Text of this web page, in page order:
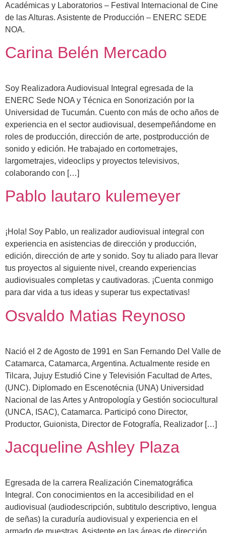
Académicas y Laboratorios – Festival Internacional de Cine
de las Alturas. Asistente de Producción – ENERC SEDE
NOA.
Carina Belén Mercado
Soy Realizadora Audiovisual Integral egresada de la
ENERC Sede NOA y Técnica en Sonorización por la
Universidad de Tucumán. Cuento con más de ocho años de
experiencia en el sector audiovisual, desempeñándome en
roles de producción, dirección de arte, postproducción de
sonido y edición. He trabajado en cortometrajes,
largometrajes, videoclips y proyectos televisivos,
colaborando con […]
Pablo lautaro kulemeyer
¡Hola! Soy Pablo, un realizador audiovisual integral con
experiencia en asistencias de dirección y producción,
edición, dirección de arte y sonido. Soy tu aliado para llevar
tus proyectos al siguiente nivel, creando experiencias
audiovisuales completas y cautivadoras. ¡Cuenta conmigo
para dar vida a tus ideas y superar tus expectativas!
Osvaldo Matias Reynoso
Nació el 2 de Agosto de 1991 en San Fernando Del Valle de
Catamarca, Catamarca, Argentina. Actualmente reside en
Tilcara, Jujuy Estudió Cine y Televisión Facultad de Artes,
(UNC). Diplomado en Escenotécnia (UNA) Universidad
Nacional de las Artes y Antropología y Gestión sociocultural
(UNCA, ISAC), Catamarca. Participó cono Director,
Productor, Guionista, Director de Fotografía, Realizador […]
Jacqueline Ashley Plaza
Egresada de la carrera Realización Cinematográfica
Integral. Con conocimientos en la accesibilidad en el
audiovisual (audiodescripción, subtitulo descriptivo, lengua
de señas) la curaduría audiovisual y experiencia en el
armado de muestras. Asistente en las áreas de dirección,